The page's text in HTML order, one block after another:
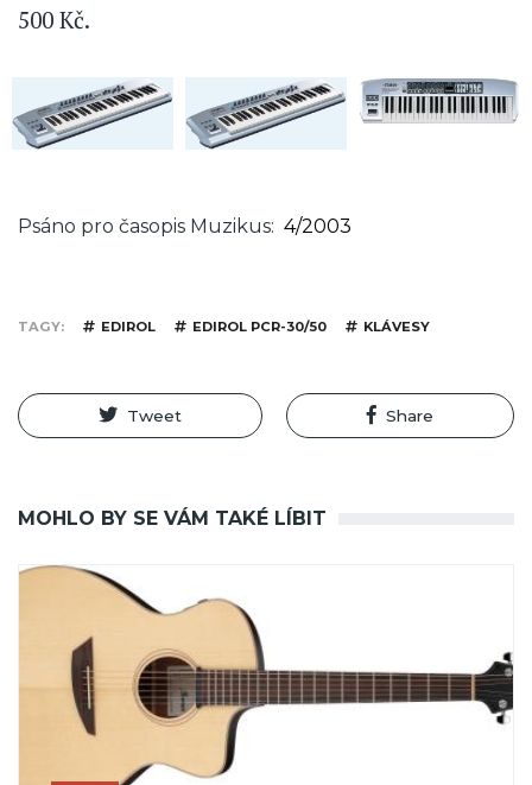
500 Kč.
Psáno pro časopis Muzikus 4/2003
TAGY EDIROL EDIROL PCR-30/50 KLÁVESY
Tweet Share
MOHLO BY SE VÁM TAKÉ LÍBIT